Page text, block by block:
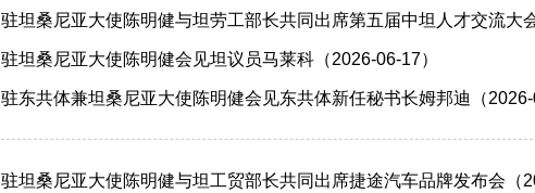
驻坦桑尼亚大使陈明健与坦劳工部长共同出席第五届中坦人才交流大
驻坦桑尼亚大使陈明健会见坦议员马莱科（2026-06-17）
驻东共体兼坦桑尼亚大使陈明健会见东共体新任秘书长姆邦迪（2026-
驻坦桑尼亚大使陈明健与坦工贸部长共同出席捷途汽车品牌发布会（